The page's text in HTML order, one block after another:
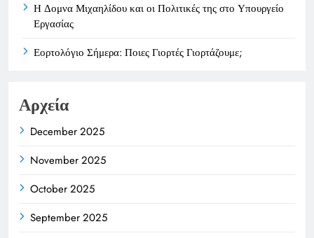
Η Δομνα Μιχαηλίδου και οι Πολιτικές της στο Υπουργείο
Εργασίας
Εορτολόγιο Σήμερα: Ποιες Γιορτές Γιορτάζουμε;
Αρχεία
December 2025
November 2025
October 2025
September 2025